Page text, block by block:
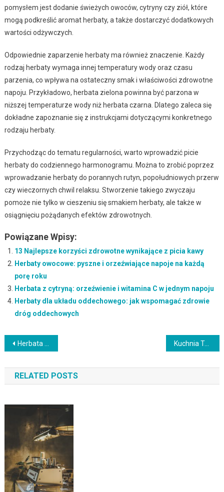
pomysłem jest dodanie świeżych owoców, cytryny czy ziół, które
mogą podkreślić aromat herbaty, a także dostarczyć dodatkowych
wartości odżywczych.
Odpowiednie zaparzenie herbaty ma również znaczenie. Każdy
rodzaj herbaty wymaga innej temperatury wody oraz czasu
parzenia, co wpływa na ostateczny smak i właściwości zdrowotne
napoju. Przykładowo, herbata zielona powinna być parzona w
niższej temperaturze wody niż herbata czarna. Dlatego zaleca się
dokładne zapoznanie się z instrukcjami dotyczącymi konkretnego
rodzaju herbaty.
Przychodząc do tematu regularności, warto wprowadzić picie
herbaty do codziennego harmonogramu. Można to zrobić poprzez
wprowadzanie herbaty do porannych rutyn, popołudniowych przerw
czy wieczornych chwil relaksu. Stworzenie takiego zwyczaju
pomoże nie tylko w cieszeniu się smakiem herbaty, ale także w
osiągnięciu pożądanych efektów zdrowotnych.
Powiązane Wpisy:
13 Najlepsze korzyści zdrowotne wynikające z picia kawy
Herbaty owocowe: pyszne i orzeźwiające napoje na każdą
porę roku
Herbata z cytryną: orzeźwienie i witamina C w jednym napoju
Herbaty dla układu oddechowego: jak wspomagać zdrowie
dróg oddechowych
Nawigacja
wpisu
Herbata czarna: smakowa podróż po najpopularniejszych odmianach Kuchnia Tajlandzka: Odkryj Egzotyczne Smaki w Twoim Domu
RELATED POSTS